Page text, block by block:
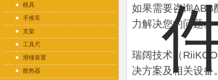
模具
手推车
支架
工具尺
滑锤装置
散热器
如果需要咨询ABB
力解决您的问题。
瑞阔技术（
决方案及相关设备